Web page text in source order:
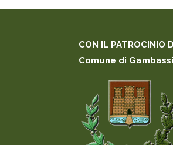
CON IL PATROCINIO
Comune di